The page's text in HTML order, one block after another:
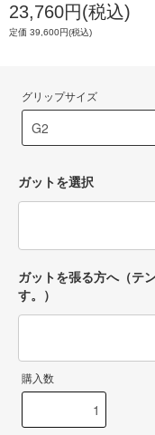
23,760円(税込)
定価 39,600円(税込)
グリップサイズ
ガットを選択
ガットを張る方へ（テ
す。）
購入数